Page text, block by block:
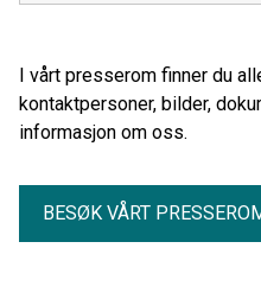
I vårt presserom finner du
kontaktpersoner, bilder,
informasjon om oss.
BESØK VÅRT